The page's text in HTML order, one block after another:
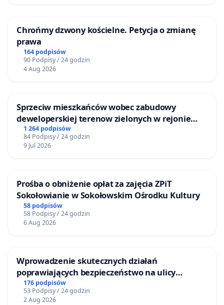
Chrońmy dzwony kościelne. Petycja o zmianę
prawa
164 podpisów
90 Podpisy / 24 godzin
4 Aug 2026
Sprzeciw mieszkańców wobec zabudowy
deweloperskiej terenow zielonych w rejonie
Bulwarów Straceńskich w Bielsku-Białej
1 264 podpisów
84 Podpisy / 24 godzin
9 Jul 2026
Prośba o obniżenie opłat za zajęcia ZPiT
Sokołowianie w Sokołowskim Ośrodku Kultury
58 podpisów
58 Podpisy / 24 godzin
6 Aug 2026
Wprowadzenie skutecznych działań
poprawiających bezpieczeństwo na ulicy
Żeromskiego w Otwocku
176 podpisów
53 Podpisy / 24 godzin
2 Aug 2026